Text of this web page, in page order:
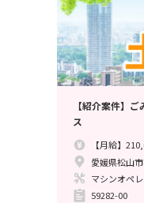
【紹介案件】
ス
【月給】
愛媛県松山市
マシンオペ
59282-00